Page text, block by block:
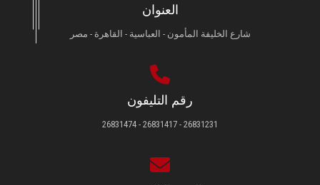
العنوان
شارع الخليفة المأمون - العباسية - القاهرة - مصر
رقم التليفون
26831231 - 26831417 - 26831474